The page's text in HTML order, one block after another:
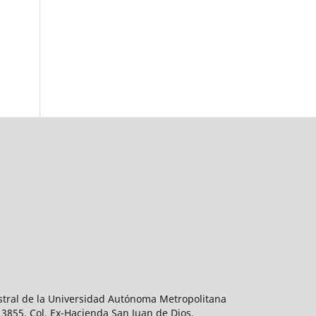
de la Universidad Autónoma Metropolitana
Col. Ex-Hacienda San Juan de Dios,